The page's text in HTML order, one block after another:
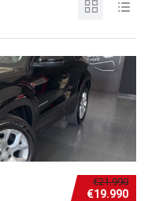
€21.990
€19.990